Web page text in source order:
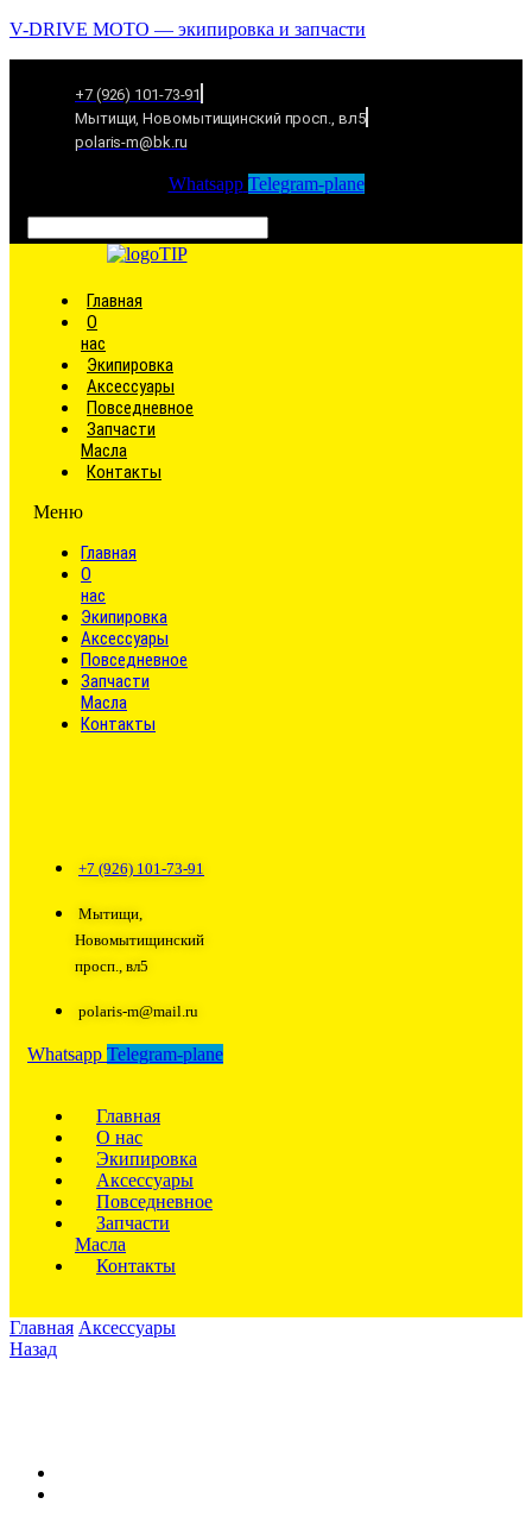
V-DRIVE MOTO — экипировка и запчасти
+7 (926) 101-73-91
Мытищи, Новомытищинский просп., вл5
polaris-m@bk.ru
Whatsapp Telegram-plane
Главная
О
нас
Экипировка
Аксессуары
Повседневное
Запчасти
Масла
Контакты
Меню
Главная
О
нас
Экипировка
Аксессуары
Повседневное
Запчасти
Масла
Контакты
+7 (926) 101-73-91
Мытищи,
Новомытищинский
просп., вл5
polaris-m@mail.ru
Whatsapp Telegram-plane
Главная
О нас
Экипировка
Аксессуары
Повседневное
Запчасти
Масла
Контакты
Главная Аксессуары
Назад